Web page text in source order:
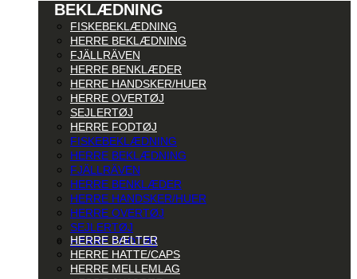
BEKLÆDNING
FISKEBEKLÆDNING
HERRE BEKLÆDNING
FJÄLLRÄVEN
HERRE BENKLÆDER
HERRE HANDSKER/HUER
HERRE OVERTØJ
SEJLERTØJ
HERRE FODTØJ
FISKEBEKLÆDNING
HERRE BEKLÆDNING
FJÄLLRÄVEN
HERRE BENKLÆDER
HERRE HANDSKER/HUER
HERRE OVERTØJ
SEJLERTØJ
HERRE FODTØJ
HERRE BÆLTER
HERRE HATTE/CAPS
HERRE MELLEMLAG